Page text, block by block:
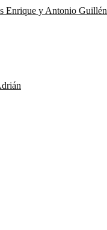
Enrique y Antonio Guillén